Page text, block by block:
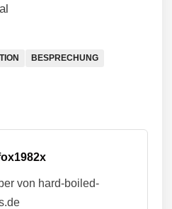
BESPRECHUNG
von hard-boiled-